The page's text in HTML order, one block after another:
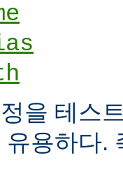
을 테스
용하다.